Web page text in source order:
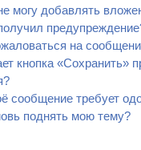
могу добавлять
на
кнопка «Сохранить»
сообщение требует
поднять мою тему?